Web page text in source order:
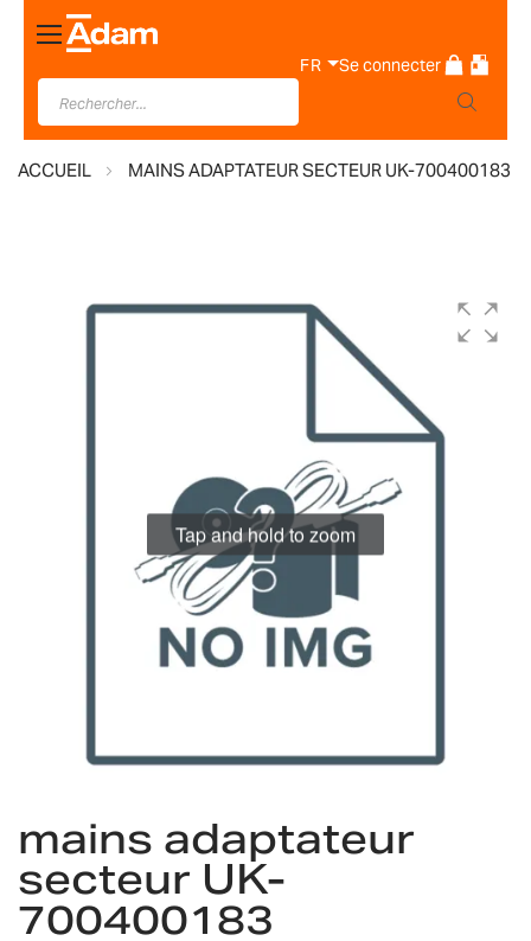
Basculer
la
navigation
FR Se connecter
ACCUEIL MAINS ADAPTATEUR SECTEUR UK-700400183
Tap and hold to zoom
the
beginning
of
the
mains adaptateur
secteur UK-